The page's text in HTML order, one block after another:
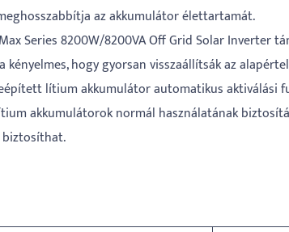
az akkumulátor élettartamát.
Series 8200W/8200VA Off Grid Solar Inverter
kényelmes, hogy gyorsan visszaállítsák az
lítium akkumulátor automatikus aktiválási
akkumulátorok normál használatának